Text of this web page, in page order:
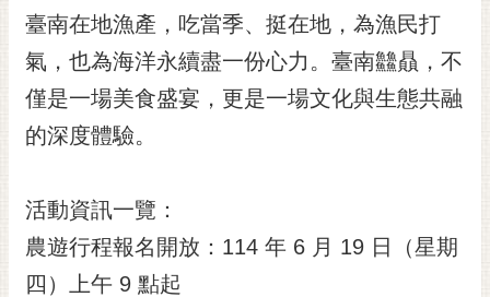
交
通
置
臺南在地漁產，吃當季、挺在地，為漁民打
氣，也為海洋永續盡一份心力。臺南䲜贔，不
僅是一場美食盛宴，更是一場文化與生態共融
的深度體驗。
活動資訊一覽：
農遊行程報名開放：114 年 6 月 19 日（星期
四）上午 9 點起